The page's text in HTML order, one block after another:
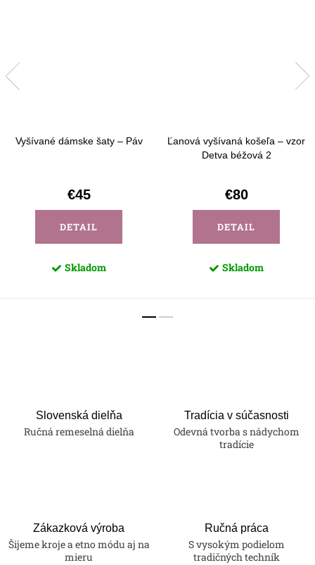
Vyšívané dámske šaty – Páv
€45
DETAIL
Skladom
Ľanová vyšívaná košeľa – vzor
Detva béžová 2
€80
DETAIL
Skladom
Slovenská dielňa
Ručná remeselná dielňa
Tradícia v súčasnosti
Odevná tvorba s nádychom
tradície
Zákazková výroba
Šijeme kroje a etno módu aj na
mieru
Ručná práca
S vysokým podielom
tradičných techník